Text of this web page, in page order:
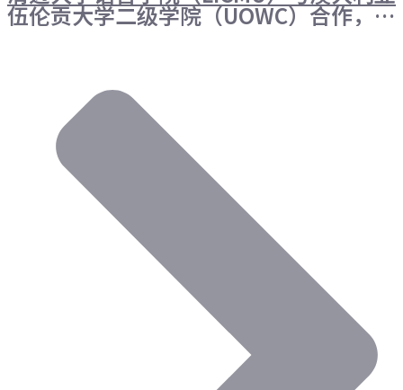
伍伦贡大学二级学院（UOWC）合作，在
清迈推出官方认证英语课程